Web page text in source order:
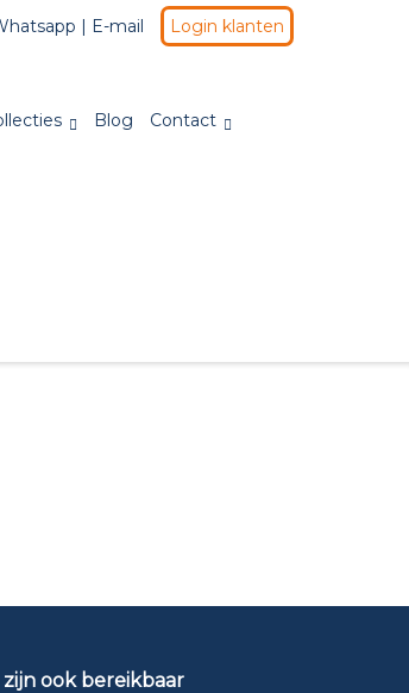
| E-mail Login klanten
Blog Contact
zijn ook bereikbaar